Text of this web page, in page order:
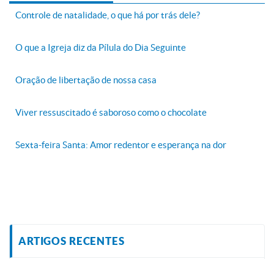
Controle de natalidade, o que há por trás dele?
O que a Igreja diz da Pílula do Dia Seguinte
Oração de libertação de nossa casa
Viver ressuscitado é saboroso como o chocolate
Sexta-feira Santa: Amor redentor e esperança na dor
ARTIGOS RECENTES